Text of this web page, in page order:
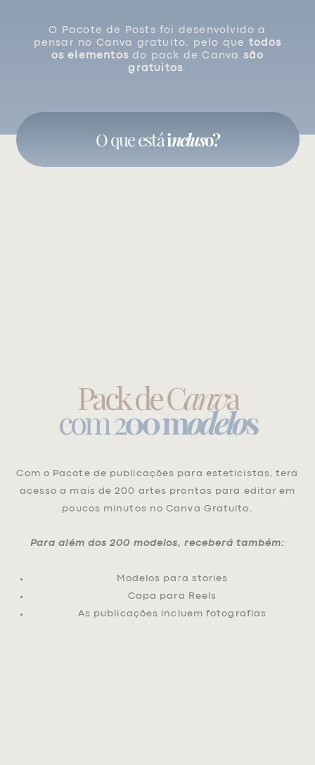
O Pacote de Posts foi desenvolvido a
pensar no Canva gratuito, pelo que todos
os elementos do pack de Canva são
gratuitos
O que estáincluso?
Pack de Canva
com 200 modelos
Com o Pacote de publicações para esteticistas, terá
acesso a mais de 200 artes prontas para editar em
poucos minutos no Canva Gratuito.
Para além dos 200 modelos, receberá também:
Modelos para stories
Capa para Reels
As publicações incluem fotografias